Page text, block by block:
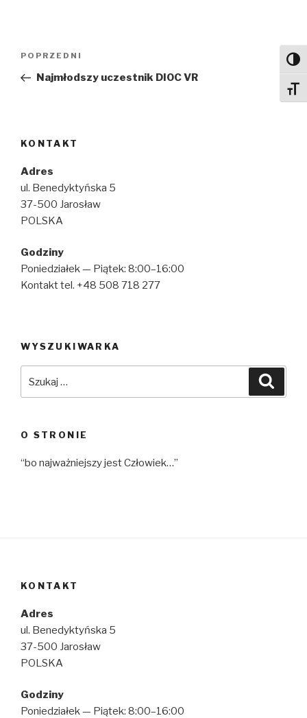
Poprzedni
wpis
POPRZEDNI
Najmłodszy uczestnik DIOC VR
KONTAKT
Adres
ul. Benedyktyńska 5
37-500 Jarosław
POLSKA
Godziny
Poniedziałek — Piątek: 8:00–16:00
Kontakt tel. +48 508 718 277
WYSZUKIWARKA
O STRONIE
“bo najważniejszy jest Człowiek…”
KONTAKT
Adres
ul. Benedyktyńska 5
37-500 Jarosław
POLSKA
Godziny
Poniedziałek — Piątek: 8:00–16:00